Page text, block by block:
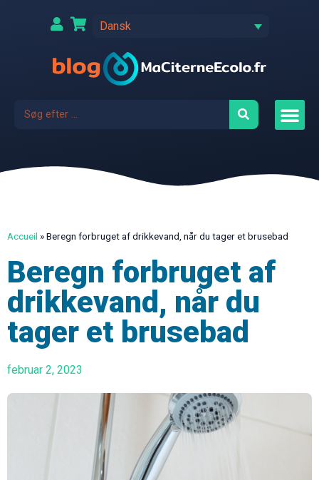
Dansk
Accueil »Beregn forbruget af drikkevand, når du tager et brusebad
Beregn forbruget af
drikkevand, når du
tager et brusebad
februar 2, 2023